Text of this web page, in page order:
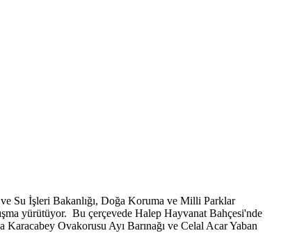
Su İşleri Bakanlığı, Doğa Koruma ve Milli Parklar
yürütüyor. Bu çerçevede Halep Hayvanat Bahçesi'nde
Karacabey Ovakorusu Ayı Barınağı ve Celal Acar Yaban